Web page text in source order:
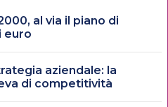
al via il piano di
euro
aziendale: la
di competitività